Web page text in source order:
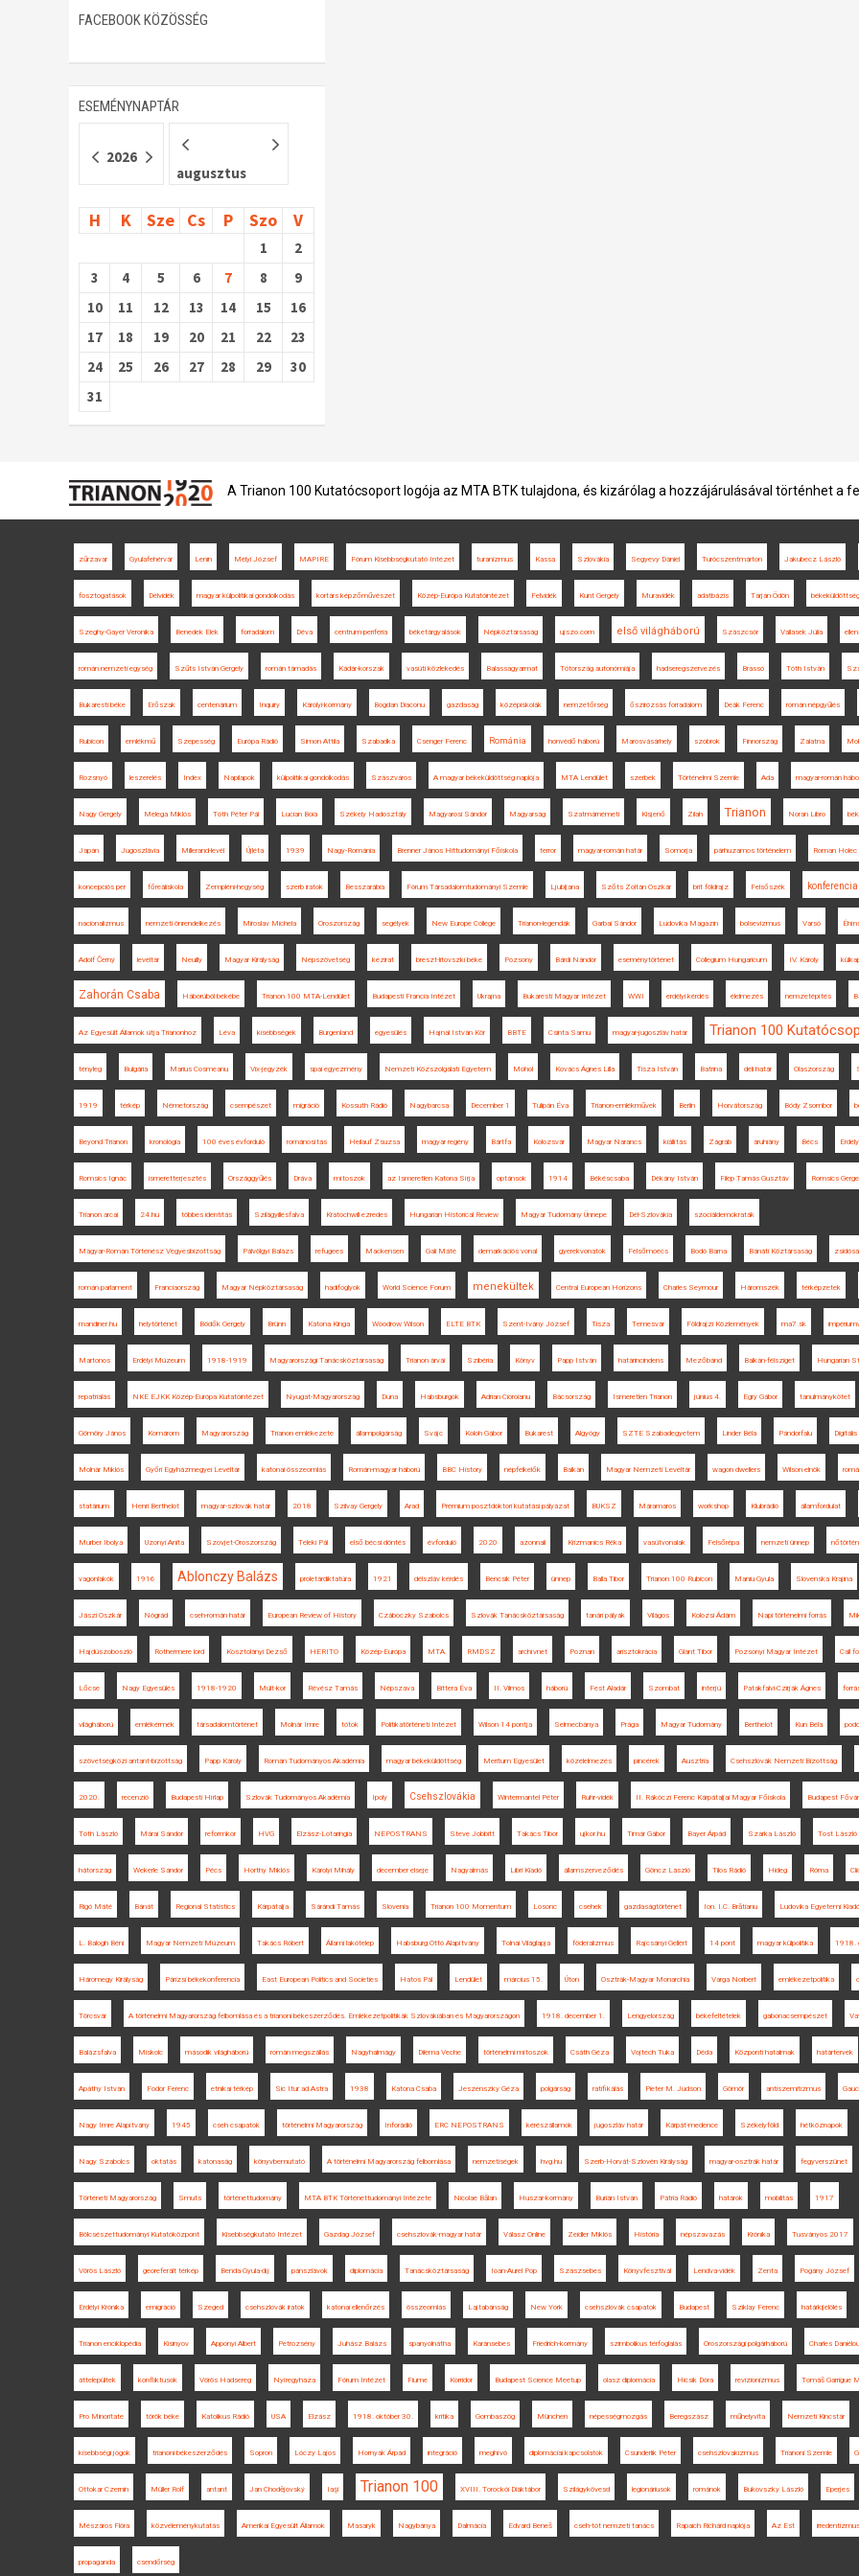
FACEBOOK KÖZÖSSÉG
ESEMÉNYNAPTÁR
2026
augusztus
H K Sze Cs P Szo V
1
2
3
4 5 6 7 8
9
10
11 12 13 14 15
16
17
18 19 20 21 22
23
24
25 26 27 28 29
30
31
A Trianon 100 Kutatócsoport logója az MTA BTK tulajdona, és kizárólag a hozzájárulásával történhet a
zűrzavar Gyulafehérvár Lenin Mélyi József MAPIRE Fórum Kisebbségkutató Intézet turanizmus Kassa Szlovákia Segyevy Dániel Turócszentmárton Jakubecz László
fosztogatások Délvidék magyar külpolitikai gondolkodás kortárs képzőművészet Közép-Európa Kutatóintézet Felvidék Kunt Gergely Muravidék adatbázis Tarján Ödön békeküldöttség
Szeghy-Gayer Veronika Benedek Elek forradalom Déva centrum-periféria béketárgyalások Népköztársaság ujszo.com első világháború Szászcsór Vallasek Júlia
román nemzeti egység Szűts István Gergely román támadás Kádár-korszak vasúti közlekedés Balassagyarmat Tótország autonómiája hadseregszervezés Brassó Tóth István
Bukaresti béke Erőszak centenárium Inquiry Károlyi-kormány Bogdan Diaconu gazdaság középiskolák nemzetőrség őszirózsás forradalom Deák Ferenc román népgyűlés
Rubicon emlékmű Szepesség Európa Rádió Simon Attila Szabadka Csenger Ferenc Románia honvédő háború Marosvásárhely szobrok Finnország Zalatna
Rozsnyó leszerelés Index Napilapok külpolitikai gondolkodás Szászváros A magyar békeküldöttség naplója MTA Lendület szerbek Történelmi Szemle Ada magyar-román
Nagy Gergely Melega Miklós Tóth Péter Pál Lucian Boia Székely Hadosztály Magyarosi Sándor Magyarság Szatmárnémeti Kisjenő Zilah Trianon Noran Libro
Japán Jugoszlávia Millerand-levél Újléta 1939 Nagy-Románia Brenner János Hittudományi Főiskola terror magyar-román határ Somorja párhuzamos történelem Roman Holec
koncepciós per főreáliskola Zempléni-hegység szerb iratok Besszarábia Fórum Társadalomtudományi Szemle Ljubljana Szőts Zoltán Oszkár brit földrajz Felsőszék konferencia
nacionalizmus nemzeti önrendelkezés Miroslav Michela Oroszország segélyek New Europe College Trianon-legendák Garbai Sándor Ludovika Magazin bolsevizmus Varsó
Adolf Černý levéltár Neuilly Magyar Királyság Népszövetség kézirat breszt-litovszki béke Pozsony Bárdi Nándor eseménytörténet Collegium Hungaricum IV. Károly
Zahorán Csaba Háborúból békébe Trianon 100 MTA-Lendület Budapesti Francia Intézet Ukrajna Bukaresti Magyar Intézet WWI erdélyi kérdés élelmezés nemzetépítés
Az Egyesült Államok útja Trianonhoz Léva kisebbségek Burgenland egyesülés Hajnal István Kör BBTE Csinta Samu magyar-jugoszláv határ Trianon 100
tényleg Bulgária Marius Cosmeanu Vix-jegyzék spai egyezmény Nemzeti Közszolgálati Egyetem Mohol Kovács Ágnes Lilla Tisza István Batrina déli határ Olaszország
1919 térkép Németország csempészet migráció Kossuth Rádió Nagybarcsa December 1 Tulipán Éva Trianon-emlékművek Berlin Horvátország Bódy Zsombor
Beyond Trianon kronológia 100 éves évforduló románosítás Heilauf Zsuzsa magyar regény Bártfa Kolozsvár Magyar Narancs kiállítás Zágráb áruhiány Bécs Erdély
Romsics Ignác ismeretterjesztés Országgyűlés Dráva mítoszok az Ismeretlen Katona Sírja optánsok 1914 Békéscsaba Dékány István Filep Tamás Gusztáv Romsics
Trianon arcai 24.hu többes identitás Szilágyillésfalva Kratochwill ezredes Hungarian Historical Review Magyar Tudomány Ünnepe Dél-Szlovákia szociáldemokraták
Magyar-Román Történész Vegyesbizottság Pálvölgyi Balázs refugees Mackensen Gali Máté demarkációs vonal gyerekvonatok Felsőmoécs Bodó Barna Bánáti Köztársaság
román parlament Franciaország Magyar Népköztársaság hadifoglyok World Science Forum menekültek Central European Horizons Charles Seymour Háromszék térképzetek
mandiner.hu helytörténet Bödők Gergely Brünn Katona Kinga Woodrow Wilson ELTE BTK Szent-Ivány József Tisza Temesvár Földrajzi Közlemények ma7.sk
Martonos Erdélyi Múzeum 1918-1919 Magyarországi Tanácsköztársaság Trianon árvái Szibéria Könyv Papp István határincindens Mezőbánd Balkán-félsziget Hungarian
repatriálás NKE EJKK Közép-Európa Kutatóintézet Nyugat-Magyarország Duna Habsburgok Adrian Cioroianu Bácsország Ismeretlen Trianon június 4. Egry Gábor tanulmánykötet
Gömöry János Komárom Magyarország Trianon emlékezete állampolgárság Svájc Koloh Gábor Bukarest Algyógy SZTE Szabadegyetem Linder Béla Pándorfalu
Molnár Miklós Győri Egyházmegyei Levéltár katonai összeomlás Román-magyar háború BBC History népfelkelők Balkán Magyar Nemzeti Levéltár wagon dwellers Wilson elnök
statárium Henri Berthelot magyar-szlovák határ 2018 Szilvay Gergely Arad Prémium posztdoktori kutatási pályázat BUKSZ Máramaros workshop Klubrádió államfordulat
Murber Ibolya Uzonyi Anita Szovjet-Oroszország Teleki Pál első bécsi döntés évforduló 2020 azonnali Krizmanics Réka vasútvonalak Felsőrépa nemzeti ünnep
vagonlakók 1916 Ablonczy Balázs proletárdiktatúra 1921 délszláv kérdés Bencsik Péter ünnep Balla Tibor Trianon 100 Rubicon Maniu Gyula Slovenska Krajina
Jászi Oszkár Nógrád cseh-román határ European Review of History Czáboczky Szabolcs Szlovák Tanácsköztársaság tanári pályák Világos Kolozsi Ádám Napi történelmi forrás
Hajdúszoboszló Rothermere lord Kosztolányi Dezső HERITO Közép-Európa MTA RMDSZ archívnet Poznan arisztokrácia Glant Tibor Pozsonyi Magyar Intézet Call
Lőcse Nagy Egyesülés 1918-1920 Múlt-kor Révész Tamás Népszava Bittera Éva II. Vilmos háború Fest Aladár Szombat interjú Patakfalvi-Czirják Ágnes
világháború emlékérmék társadalomtörténet Molnár Imre tótok Politikatörténeti Intézet Wilson 14 pontja Selmecbánya Prága Magyar Tudomány Berthelot Kun Béla
szövetségközi antant-bizottság Papp Károly Román Tudományos Akadémia magyar békeküldöttség Meritum Egyesület közélelmezés pincérek Ausztria Csehszlovák Nemzeti Bizottság
2020. recenzió Budapesti Hírlap Szlovák Tudományos Akadémia Ipoly Csehszlovákia Wintermantel Péter Ruhr-vidék II. Rákóczi Ferenc Kárpátaljai Magyar Főiskola Budapest
Tóth László Márai Sándor reformkor HVG Elzász-Lotaringia NEPOSTRANS Steve Jobbitt Takács Tibor ujkor.hu Timár Gábor Bayer Árpád Szarka László Tost László
hátország Wekerle Sándor Pécs Horthy Miklós Károlyi Mihály december elseje Nagyalmás Libri Kiadó államszerveződés Göncz László Tilos Rádió Hideg Róma
Rigó Máté Bánát Regional Statistics Kárpátalja Sárándi Tamás Slovenia Trianon 100 Momentum Losonc csehek gazdaságtörténet Ion. I.C. Brătianu Ludovika Egyetemi Kiadó
L. Balogh Béni Magyar Nemzeti Múzeum Takács Róbert Állami lakótelep Habsburg Ottó Alapítvány Tolnai Világlapja föderalizmus Rajcsányi Gellért 14 pont magyar külpolitika 1918.
Háromegy Királyság Párizsi békekonferencia East European Politics and Societies Hatos Pál Lendület március 15. Úton Osztrák-Magyar Monarchia Varga Norbert emlékezetpolitika
Törcsvár A történelmi Magyarország felbomlása és a trianoni békeszerződés. Emlékezetpolitikák Szlovákiában és Magyarországon 1918. december 1. Lengyelország békefeltételek gabonacsempészet
Balázsfalva Miskolc második világháború román megszállás Nagyhalmágy Dilema Veche történelmi mítoszok Csáth Géza Vojtech Tuka Déda Központi hatalmak határtervek
Apáthy István Fodor Ferenc etnikai térkép Sic Itur ad Astra 1938 Katona Csaba Jeszenszky Géza polgárság ratifikálás Pieter M. Judson Gömör antiszemitizmus
Nagy Imre Alapítvány 1945 cseh csapatok történelmi Magyarország Inforádió ERC NEPOSTRANS kérészállamok jugoszláv határ Kárpát-medence Székelyföld hétköznapok
Nagy Szabolcs oktatás katonaság könyvbemutató A történelmi Magyarország felbomlása nemzetiségek hvg.hu Szerb-Horvát-Szlovén Királyság magyar-osztrák határ fegyverszünet
Történeti Magyarország Smuts történettudomány MTA BTK Történettudományi Intézete Nicolae Bălan Huszár-kormány Burián István Pátria Rádió határok mobilitás 1917
Bölcsészettudományi Kutatóközpont Kisebbségkutató Intézet Gazdag József csehszlovák-magyar határ Válasz Online Zeidler Miklós História népszavazás Krónika Tusványos 2017
Vörös László georeferált térkép Benda Gyula-díj pánszlávok diplomácia Tanácsköztársaság Ioan-Aurel Pop Szászsebes Könyvfesztivál Lendva-vidék Zenta Pogány József
Erdélyi Krónika emigráció Szeged csehszlovák iratok katonai ellenőrzés összeomlás Lajtabánság New York csehszlovák csapatok Budapest Sziklay Ferenc határkijelölés
Trianon enciklopédia Kisinyov Apponyi Albert Petrozsény Juhász Balázs spanyolnátha Karánsebes Friedrich-kormány szimbolikus térfoglalás Oroszországi polgárháború Charles Daniélou
áttelepültek konfliktusok Vörös Hadsereg Nyíregyháza Fórum Intézet Fiume Korridor Budapest Science Meetup olasz diplomácia Hicsik Dóra revizionizmus Tomáš Garrigue
Pro Minoritate török béke Katolikus Rádió USA Elzász 1918. október 30. kritika Gombaszög München népességmozgás Beregszász műhelyvita Nemzeti Kincstár
kisebbségi jogok trianoni békeszerződés Sopron Lóczy Lajos Hornyák Árpád integráció meghívó diplomáciai kapcsolatok Csunderlik Péter csehszlovakizmus Trianoni Szemle
Ottokar Czernin Müller Rolf antant Jan Chodějovský Iaşi Trianon 100 XVIII. Torockói Diáktábor Szilágykövesd legionáriusok románok Bukovszky László Eperjes
Mészáros Flóra közvéleménykutatás Amerikai Egyesült Államok Masaryk Nagybánya Dalmácia Edvard Beneš cseh-tót nemzeti tanács Rapaich Richárd naplója Az Est irredentizmus
propaganda csendőrség